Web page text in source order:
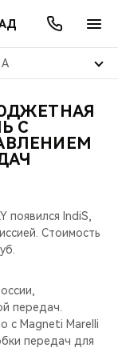
С
появился IndiS,
Стоимость
передач.
с Magneti Marelli
передач для